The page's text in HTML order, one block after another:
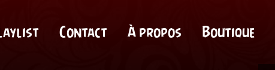
Contact À propos Boutique